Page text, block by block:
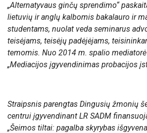
„Alternatyvaus ginčų sprendimo“
lietuvių ir anglų kalbomis bakalauro ir
studentams, nuolat veda seminarus
teisėjams, teisėjų padėjėjams,
temomis. Nuo 2014 m. spalio
„Mediacijos įgyvendinimas probacijos
Straipsnis parengtas Dingusių žmonių
centrui įgyvendinant LR SADM
„Šeimos tiltai: pagalba skyrybas